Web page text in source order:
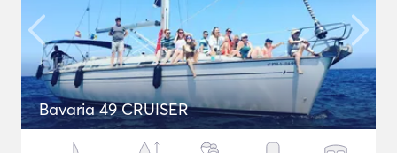
Bavaria 49 CRUISER